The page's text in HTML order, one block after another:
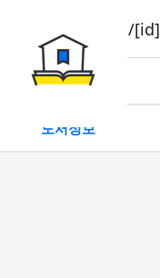
book/rent/[id]
대여
도서정보